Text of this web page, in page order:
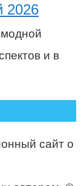
2026
и в
сайт о